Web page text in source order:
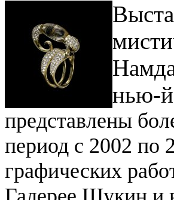
нью-
представлены
период с 2002 по
графических